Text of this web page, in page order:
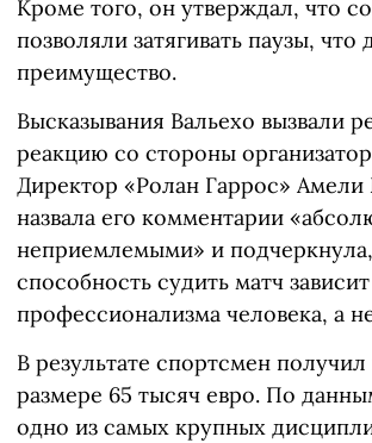
Кроме того, он утверждал, что
позволяли затягивать паузы, что
преимущество.
Высказывания Вальехо вызвали
реакцию со стороны
Директор «Ролан Гаррос»
назвала его комментарии
неприемлемыми» и
способность судить матч
профессионализма человека, а
В результате спортсмен
размере 65 тысяч евро. По
одно из самых крупных